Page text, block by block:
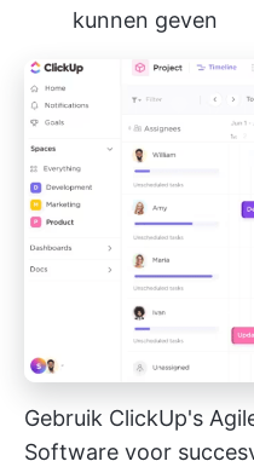
kunnen geven
Gebruik ClickUp's
Software voor